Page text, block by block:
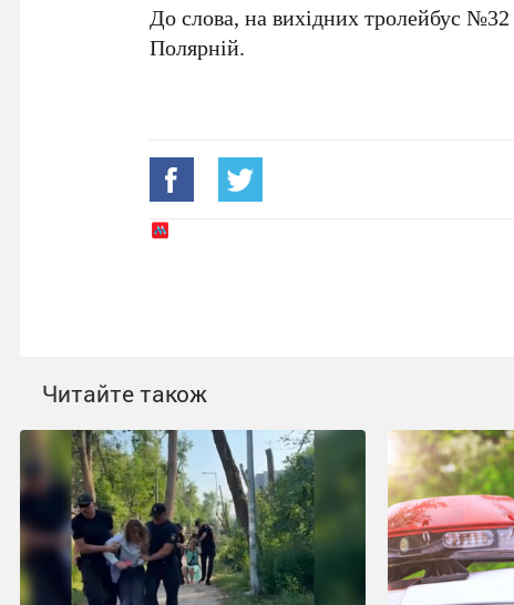
До слова, на вихіднихтролейбус №32
Полярній.
Читайте також